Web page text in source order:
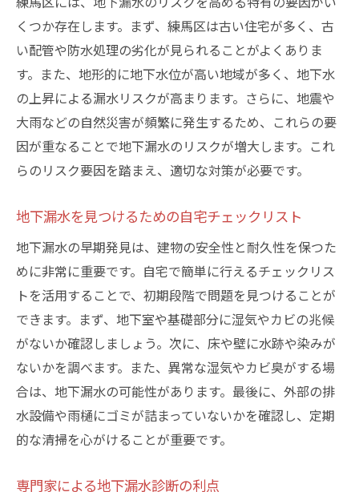
専門家が推奨する最新の修理技術
短期間で効果を実感できる修理方法
コスト効率の良い修理プランの提案
環境に配慮した修理方法
アフターサービスの重要性
地下漏水の原因を特定して適切に対応するため
のガイド
地下漏水の主な原因を知る
原因に応じた適切な修理対策
再発を防ぐためのポイント
地下構造の検査とその重要性
効果的なメンテナンス方法
練馬区の地下漏水被害を最小限に抑えるための
対策
事前の防水対策の重要性
定期的な点検とメンテナンス
効果的な排水システムの導入
くつか存在します。まず、練馬区は古い住宅が多く、古
い配管や防水処理の劣化が見られることがよくありま
す。また、地形的に地下水位が高い地域が多く、地下水
の上昇による漏水リスクが高まります。さらに、地震や
大雨などの自然災害が頻繁に発生するため、これらの要
因が重なることで地下漏水のリスクが増大します。これ
らのリスク要因を踏まえ、適切な対策が必要です。
地下漏水を見つけるための自宅チェックリスト
地下漏水の早期発見は、建物の安全性と耐久性を保つた
めに非常に重要です。自宅で簡単に行えるチェックリス
トを活用することで、初期段階で問題を見つけることが
できます。まず、地下室や基礎部分に湿気やカビの兆候
がないか確認しましょう。次に、床や壁に水跡や染みが
ないかを調べます。また、異常な湿気やカビ臭がする場
合は、地下漏水の可能性があります。最後に、外部の排
水設備や雨樋にゴミが詰まっていないかを確認し、定期
的な清掃を心がけることが重要です。
専門家による地下漏水診断の利点